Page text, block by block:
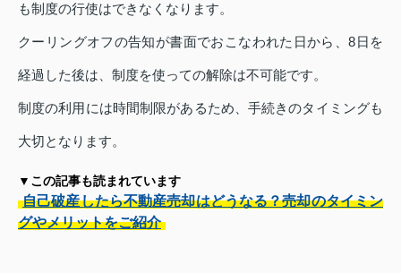
も制度の行使はできなくなります。
クーリングオフの告知が書面でおこなわれた日から、8日を
経過した後は、制度を使っての解除は不可能です。
制度の利用には時間制限があるため、手続きのタイミングも
大切となります。
▼この記事も読まれています
自己破産したら不動産売却はどうなる？売却のタイミン
グやメリットをご紹介